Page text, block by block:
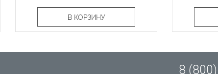
В КОРЗИНУ
8 (800)